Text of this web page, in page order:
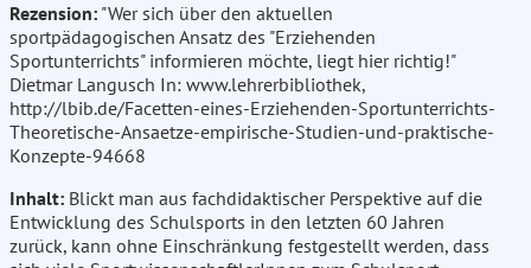
Rezension: "Wer sich über den aktuellen
sportpädagogischen Ansatz des "Erziehenden
Sportunterrichts" informieren möchte, liegt hier richtig!"
Dietmar Langusch In: www.lehrerbibliothek,
http://lbib.de/Facetten-eines-Erziehenden-Sportunterrichts-
Theoretische-Ansaetze-empirische-Studien-und-praktische-
Konzepte-94668
Inhalt: Blickt man aus fachdidaktischer Perspektive auf die
Entwicklung des Schulsports in den letzten 60 Jahren
zurück, kann ohne Einschränkung festgestellt werden, dass